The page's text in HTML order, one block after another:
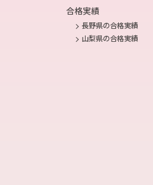
合格実績
長野県の合格実績
山梨県の合格実績